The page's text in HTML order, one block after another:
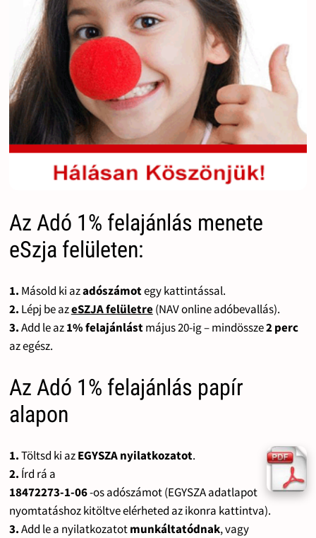
Az Adó 1% felajánlás menete
eSzja felületen:
1. Másold ki azadószámotegy kattintással.
2. Lépj be azeSZJA felületre(NAV online adóbevallás).
3.Add le az1% felajánlástmájus 20-ig – mindössze2 perc
az egész.
Az Adó 1% felajánlás papír
alapon
1.Töltsd ki azEGYSZA nyilatkozatot.
2. Írd rá a
18472273-1-06-os adószámot (EGYSZA adatlapot
nyomtatáshoz kitöltve elérheted az ikonra kattintva).
3.Add le a nyilatkozatotmunkáltatódnak, vagy